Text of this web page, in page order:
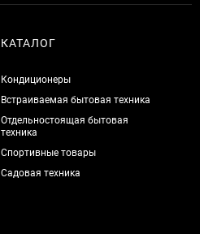
КАТАЛОГ
Кондиционеры
Встраиваемая бытовая техника
Отдельностоящая бытовая
техника
Спортивные товары
Садовая техника